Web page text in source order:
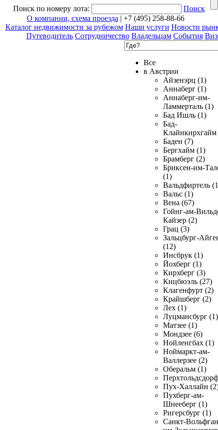
Поиск по номеру лота:
Поиск
О компании, схема проезда | +7 (495) 258-88-66
Каталог недвижимости за рубежом Наши услуги Новости
Путеводитель Сотрудничество Владельцам События
Все
в Австрии
Айзенэрц (1)
Аннаберг (1)
Аннаберг-им-
Ламмерталь (1)
Бад Ишль (1)
Бад-
Клайнкирхгайм
Баден (7)
Бергхайм (1)
Брамберг (2)
Бриксен-им-
(1)
Вальдфиртель
Вальс (1)
Вена (67)
Гойнг-ам-
Кайзер (2)
Грац (3)
Зальцбург-
(12)
Инсбрук (1)
Йохберг (1)
Кирхберг (3)
Кицбюэль (27)
Клагенфурт (2)
Крайшберг (2)
Лех (1)
Луцмансбург (1)
Матзее (1)
Мондзее (6)
Нойленгбах (1)
Ноймаркт-ам-
Валлерзее (2)
Оберальм (1)
Пух-Халлайн
Пухберг-ам-
Шнееберг (1)
Ригерсбург (1)
Санкт-